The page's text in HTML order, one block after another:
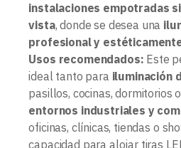
instalaciones empotradas
vista, donde se desea una
profesional y
Usos recomendados: Este
ideal tanto para iluminación
pasillos, cocinas, dormitorios
entornos industriales y
oficinas, clínicas, tiendas o
capacidad para alojar tiras